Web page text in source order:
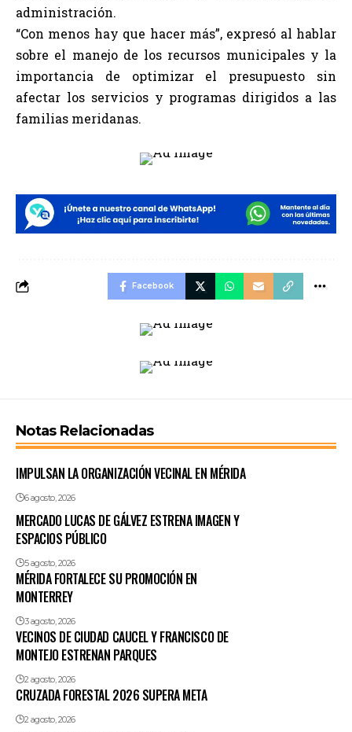
administración.
“Con menos hay que hacer más”, expresó al hablar
sobre el manejo de los recursos municipales y la
importancia de optimizar el presupuesto sin
afectar los servicios y programas dirigidos a las
familias meridanas.
Facebook
Notas Relacionadas
IMPULSAN LA ORGANIZACIÓN VECINAL EN MÉRIDA
6 agosto, 2026
MERCADO LUCAS DE GÁLVEZ ESTRENA IMAGEN Y
ESPACIOS PÚBLICO
5 agosto, 2026
MÉRIDA FORTALECE SU PROMOCIÓN EN
MONTERREY
3 agosto, 2026
VECINOS DE CIUDAD CAUCEL Y FRANCISCO DE
MONTEJO ESTRENAN PARQUES
2 agosto, 2026
CRUZADA FORESTAL 2026 SUPERA META
2 agosto, 2026